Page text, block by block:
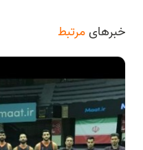
خبرهایمرتبط